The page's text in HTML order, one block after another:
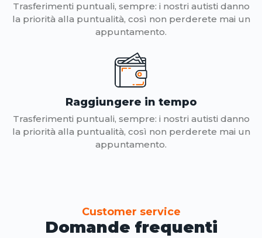
Trasferimenti puntuali, sempre: i nostri autisti danno
la priorità alla puntualità, così non perderete mai un
appuntamento.
Raggiungere in tempo
Trasferimenti puntuali, sempre: i nostri autisti danno
la priorità alla puntualità, così non perderete mai un
appuntamento.
Customer service
Domande frequenti